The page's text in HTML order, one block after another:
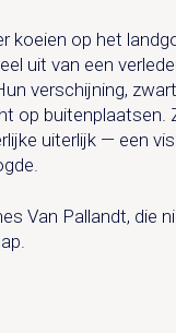
koeien op het
uit van een
verschijning,
op
uiterlijk — een
Van Pallandt, die